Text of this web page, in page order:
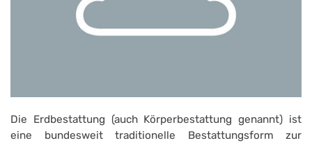
Die Erdbestattung (auch Körperbestattung genannt) ist
eine bundesweit traditionelle Bestattungsform zur